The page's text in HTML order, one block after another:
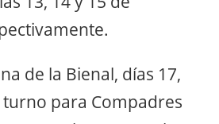
de la Bienal, días 17,
turno para Compadres